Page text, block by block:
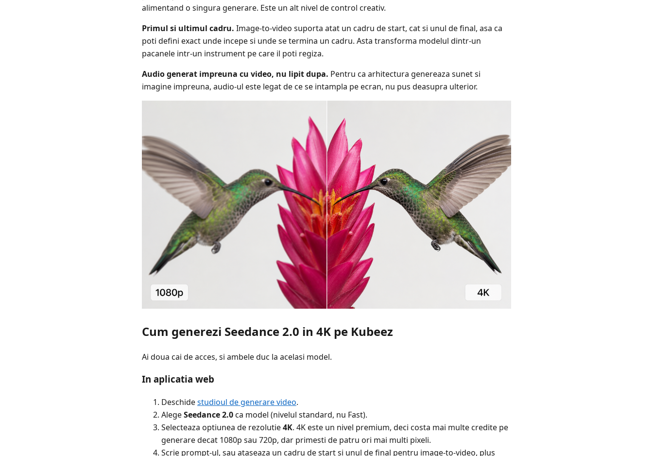
alimentand o singura generare. Este un alt nivel de control creativ.
Primul si ultimul cadru. Image-to-video suporta atat un cadru de start, cat si unul de final, asa ca
poti defini exact unde incepe si unde se termina un cadru. Asta transforma modelul dintr-un
pacanele intr-un instrument pe care il poti regiza.
Audio generat impreuna cu video, nu lipit dupa. Pentru ca arhitectura genereaza sunet si
imagine impreuna, audio-ul este legat de ce se intampla pe ecran, nu pus deasupra ulterior.
Cum generezi Seedance 2.0 in 4K pe Kubeez
Ai doua cai de acces, si ambele duc la acelasi model.
In aplicatia web
Deschidestudioul de generare video.
AlegeSeedance 2.0ca model (nivelul standard, nu Fast).
Selecteaza optiunea de rezolutie4K. 4K este un nivel premium, deci costa mai multe credite pe
generare decat 1080p sau 720p, dar primesti de patru ori mai multi pixeli.
Scrie prompt-ul, sau ataseaza un cadru de start si unul de final pentru image-to-video, plus